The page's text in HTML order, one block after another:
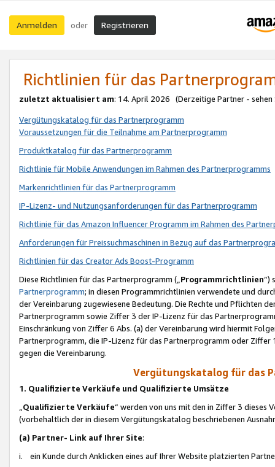
Anmelden oder Registrieren
Richtlinien für das
zuletzt aktualisiert am: 14. April 2026 (Derzeitige Partner - sehen
Vergütungskatalog für das Partnerprogramm
Voraussetzungen für die Teilnahme am Partnerprogramm
Produktkatalog für das Partnerprogramm
Richtlinie für Mobile Anwendungen im Rahmen des Partnerprogramms
Markenrichtlinien für das Partnerprogramm
IP-Lizenz- und Nutzungsanforderungen für das Partnerprogramm
Richtlinie für das Amazon Influencer Programm im Rahmen des
Anforderungen für Preissuchmaschinen in Bezug auf das
Richtlinien für das Creator Ads Boost-Programm
Diese Richtlinien für das Partnerprogramm („Programmrichtlinien“)
Partnerprogramm; in diesen Programmrichtlinien verwendete und
der Vereinbarung zugewiesene Bedeutung. Die Rechte und Pflichten
Partnerprogramm sowie Ziffer 3 der IP-Lizenz für das
Einschränkung von Ziffer 6 Abs. (a) der Vereinbarung wird hiermit
Partnerprogramm, die IP-Lizenz für das Partnerprogramm oder
gegen die Vereinbarung.
Vergütungskatalog für das
1. Qualifizierte Verkäufe und Qualifizierte Umsätze
Qualifizierte Verkäufe“ werden von uns mit den in Ziffer 3
(vorbehaltlich der in diesem Vergütungskatalog beschriebenen
(a) Partner- Link auf Ihrer Site:
i. ein Kunde durch Anklicken eines auf Ihrer Website platzierten